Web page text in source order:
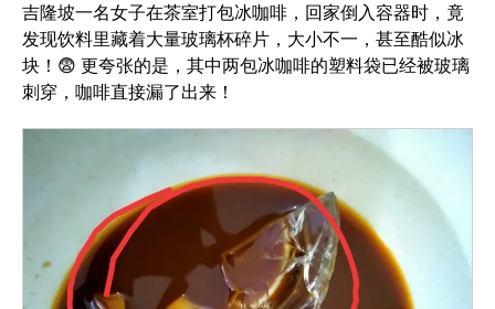
吉隆坡一名女子在茶室打包冰咖啡，回家倒入容器时，竟
发现饮料里藏着大量玻璃杯碎片，大小不一，甚至酷似冰
块！😨 更夸张的是，其中两包冰咖啡的塑料袋已经被玻璃
刺穿，咖啡直接漏了出来！